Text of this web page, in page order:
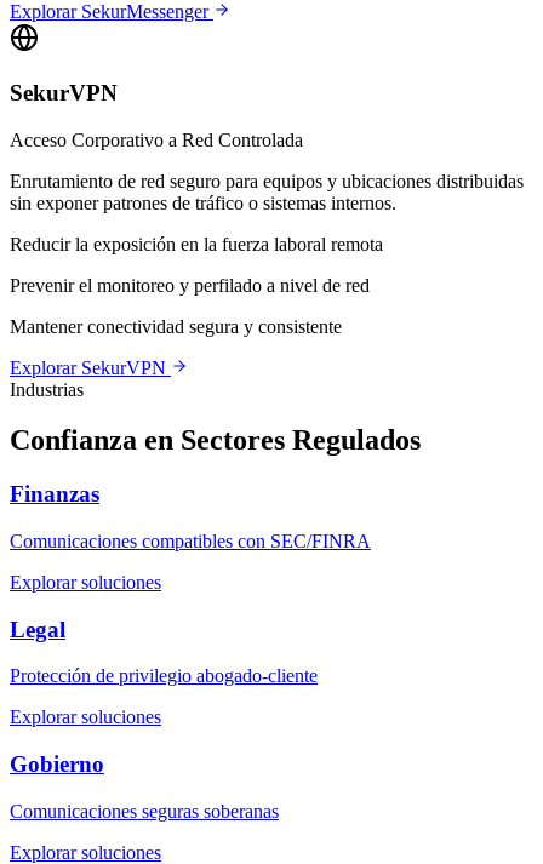
Explorar SekurMessenger
SekurVPN
Acceso Corporativo a Red Controlada
Enrutamiento de red seguro para equipos y ubicaciones distribuidas
sin exponer patrones de tráfico o sistemas internos.
Reducir la exposición en la fuerza laboral remota
Prevenir el monitoreo y perfilado a nivel de red
Mantener conectividad segura y consistente
Explorar SekurVPN
Industrias
Confianza en Sectores Regulados
Finanzas
Comunicaciones compatibles con SEC/FINRA
Explorar soluciones
Legal
Protección de privilegio abogado-cliente
Explorar soluciones
Gobierno
Comunicaciones seguras soberanas
Explorar soluciones